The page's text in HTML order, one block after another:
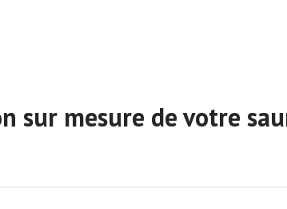
sur mesure de votre